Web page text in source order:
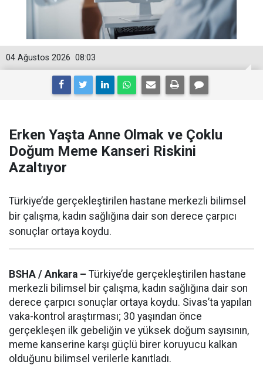
08:03
04 Ağustos 2026
Erken Yaşta Anne Olmak ve Çoklu
Doğum Meme Kanseri Riskini
Azaltıyor
Türkiye’de gerçekleştirilen hastane merkezli bilimsel
bir çalışma, kadın sağlığına dair son derece çarpıcı
sonuçlar ortaya koydu.
BSHA / Ankara – Türkiye’de gerçekleştirilen hastane
merkezli bilimsel bir çalışma, kadın sağlığına dair son
derece çarpıcı sonuçlar ortaya koydu. Sivas’ta yapılan
vaka-kontrol araştırması; 30 yaşından önce
gerçekleşen ilk gebeliğin ve yüksek doğum sayısının,
meme kanserine karşı güçlü birer koruyucu kalkan
olduğunu bilimsel verilerle kanıtladı.